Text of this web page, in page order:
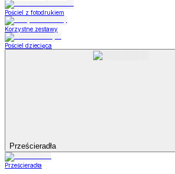
Pościel z fotodrukiem
Korzystne zestawy
Pościel dziecięca
Prześcieradła
Prześcieradła